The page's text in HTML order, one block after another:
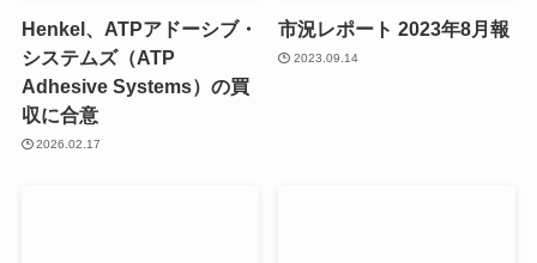
Henkel、ATPアドーシブ・
システムズ（ATP
Adhesive Systems）の買
収に合意
2026.02.17
市況レポート 2023年8月報
2023.09.14